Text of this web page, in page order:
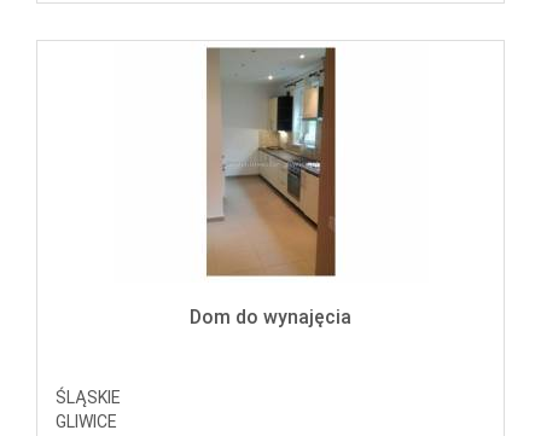
Dom do wynajęcia
ŚLĄSKIE
GLIWICE